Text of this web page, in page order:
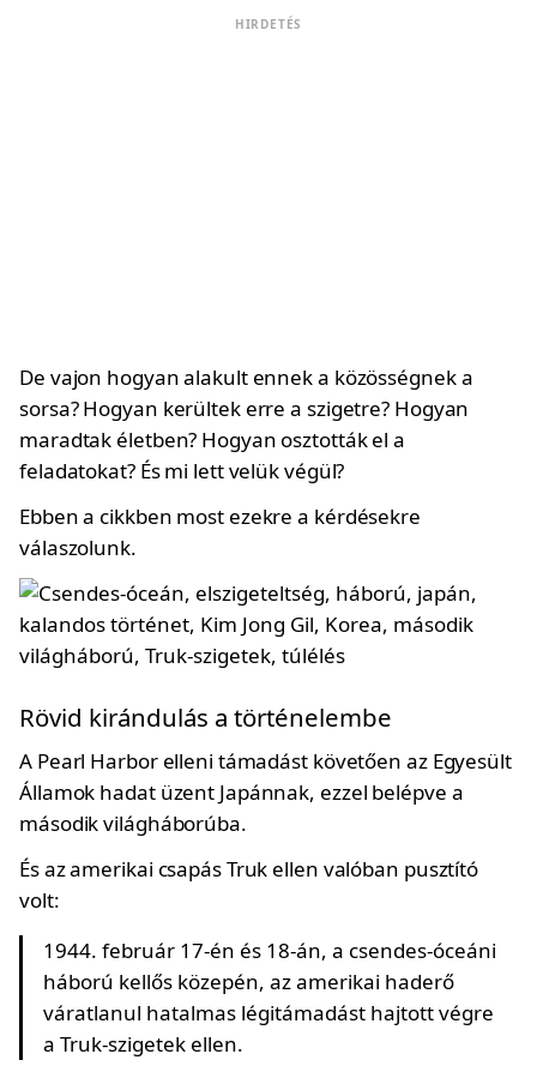
HIRDETÉS
De vajon hogyan alakult ennek a közösségnek a
sorsa? Hogyan kerültek erre a szigetre? Hogyan
maradtak életben? Hogyan osztották el a
feladatokat? És mi lett velük végül?
Ebben a cikkben most ezekre a kérdésekre
válaszolunk.
Rövid kirándulás a történelembe
A Pearl Harbor elleni támadást követően az Egyesült
Államok hadat üzent Japánnak, ezzel belépve a
második világháborúba.
És az amerikai csapás Truk ellen valóban pusztító
volt:
1944. február 17-én és 18-án, a csendes-óceáni
háború kellős közepén, az amerikai haderő
váratlanul hatalmas légitámadást hajtott végre
a Truk-szigetek ellen.